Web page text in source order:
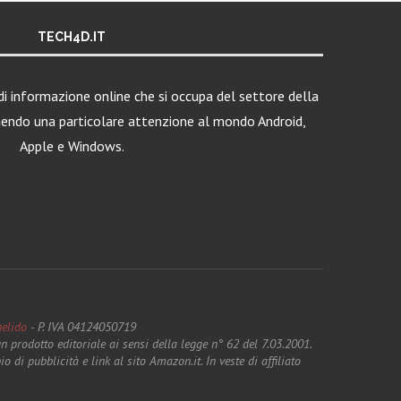
TECH4D.IT
informazione online che si occupa del settore della
una particolare attenzione al mondo Android,
Apple e Windows.
- P. IVA 04124050719
editoriale ai sensi della legge n° 62 del 7.03.2001.
di pubblicità e link al sito Amazon.it. In veste di affiliato